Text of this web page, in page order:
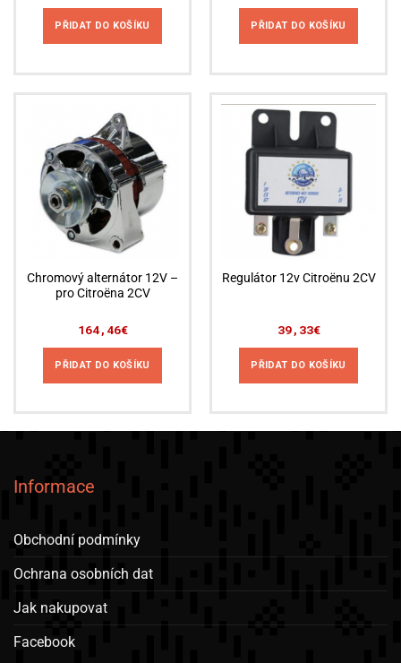
PŘIDAT DO KOŠÍKU PŘIDAT DO KOŠÍKU
Chromový alternátor 12V –
pro Citroëna 2CV
164,46€
PŘIDAT DO KOŠÍKU
Regulátor 12v Citroënu 2CV
39,33€
PŘIDAT DO KOŠÍKU
Informace
Obchodní podmínky
Ochrana osobních dat
Jak nakupovat
Facebook